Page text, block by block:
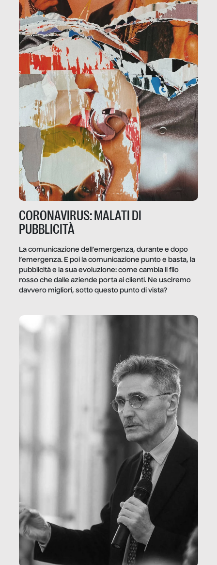
CORONAVIRUS: MALATI DI
PUBBLICITÀ
La comunicazione dell’emergenza, durante e dopo
l’emergenza. E poi la comunicazione punto e basta, la
pubblicità e la sua evoluzione: come cambia il filo
rosso che dalle aziende porta ai clienti. Ne usciremo
davvero migliori, sotto questo punto di vista?